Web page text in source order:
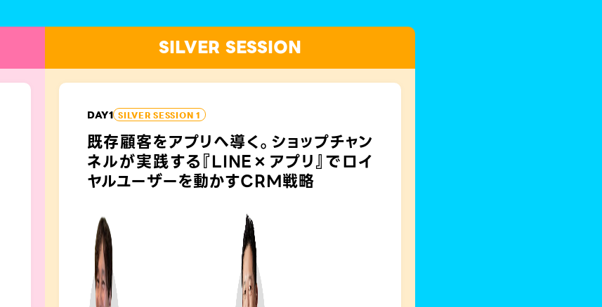
SILVER SESSION
DAY1 SILVER SESSION 1
既存顧客をアプリへ導く。ショップチャン
ネルが実践する『LINE×アプリ』でロイ
ヤルユーザーを動かすCRM戦略